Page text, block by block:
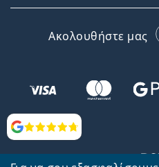
Αξιολογήσεις
Ακολουθήστε μας